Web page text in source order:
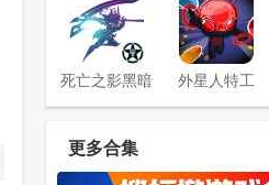
死亡之影黑暗
骑士火柴人战
斗内购版
外星人特工
更多合集